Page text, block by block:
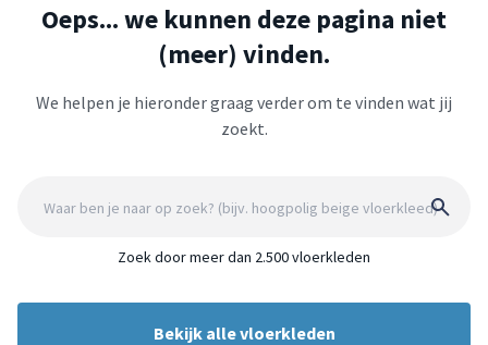
Oeps... we kunnen deze pagina niet
(meer) vinden.
We helpen je hieronder graag verder om te vinden wat jij
zoekt.
Zoek door meer dan 2.500 vloerkleden
Bekijk alle vloerkleden